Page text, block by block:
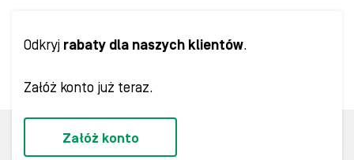
Odkryj rabaty dla naszych klientów.
Załóż konto już teraz.
Załóż konto